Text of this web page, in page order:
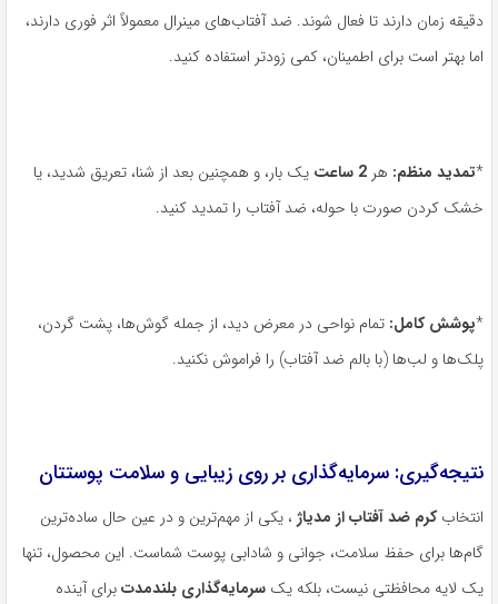
دقیقه زمان دارند تا فعال شوند. ضد آفتاب‌های مینرال معمولاً اثر فوری دارند،
اما بهتر است برای اطمینان، کمی زودتر استفاده کنید.
*تمدید منظم: هر 2 ساعت یک بار، و همچنین بعد از شنا، تعریق شدید، یا
خشک کردن صورت با حوله، ضد آفتاب را تمدید کنید.
*پوشش کامل: تمام نواحی در معرض دید، از جمله گوش‌ها، پشت گردن،
پلک‌ها و لب‌ها (با بالم ضد آفتاب) را فراموش نکنید.
نتیجه‌گیری: سرمایه‌گذاری بر روی زیبایی و سلامت پوستتان
انتخابکرم ضد آفتاب از مدیاژ ، یکی از مهم‌ترین و در عین حال ساده‌ترین
گام‌ها برای حفظ سلامت، جوانی و شادابی پوست شماست. این محصول، تنها
یک لایه محافظتی نیست، بلکه یک سرمایه‌گذاری بلندمدتبرای آینده